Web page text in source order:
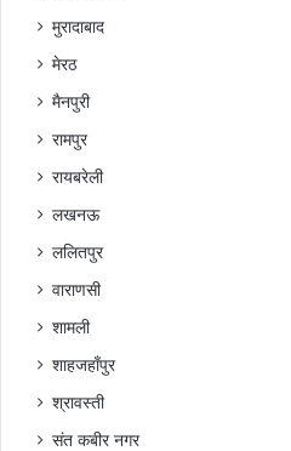
मुरादाबाद
मेरठ
मैनपुरी
रामपुर
रायबरेली
लखनऊ
ललितपुर
वाराणसी
शामली
शाहजहाँपुर
श्रावस्ती
संत कबीर नगर